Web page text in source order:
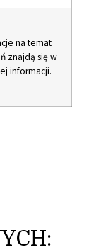
na temat
znajdą się w
informacji.